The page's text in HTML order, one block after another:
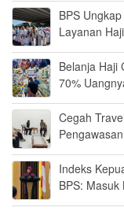
BPS
Layanan
Belanja Haji
70%
Cegah
Indeks
BPS: